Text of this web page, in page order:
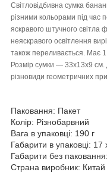
Світловідбивна сумка
різними кольорами під час
яскравого штучного світла
неяскравого освітлення
також переливається. Має 1
Розмір сумки — 33х13х9 см.
різновиди геометричних
Паковання: Пакет
Колір: Різнобарвний
Вага в упаковці: 190 г
Габарити в упаковці:
Габарити без
Страна виробник: Китай